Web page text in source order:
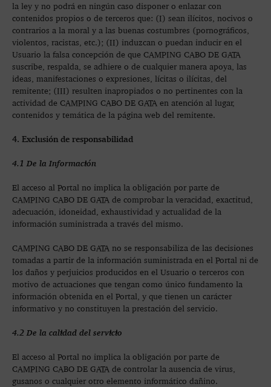
la ley y no podrá en ningún caso disponer o enlazar con
contenidos propios o de terceros que: (I) sean ilícitos, nocivos o
contrarios a la moral y a las buenas costumbres (pornográficos,
violentos, racistas, etc.); (II) induzcan o puedan inducir en el
Usuario la falsa concepción de que CAMPING CABO DE GATA
suscribe, respalda, se adhiere o de cualquier manera apoya, las
ideas, manifestaciones o expresiones, lícitas o ilícitas, del
remitente; (III) resulten inapropiados o no pertinentes con la
actividad de CAMPING CABO DE GATA en atención al lugar,
contenidos y temática de la página web del remitente.
4. Exclusión de responsabilidad
4.1 De la Información
El acceso al Portal no implica la obligación por parte de
CAMPING CABO DE GATA de comprobar la veracidad, exactitud,
adecuación, idoneidad, exhaustividad y actualidad de la
información suministrada a través del mismo.
CAMPING CABO DE GATA no se responsabiliza de las decisiones
tomadas a partir de la información suministrada en el Portal ni de
los daños y perjuicios producidos en el Usuario o terceros con
motivo de actuaciones que tengan como único fundamento la
información obtenida en el Portal, y que tienen un carácter
informativo y no constituyen la prestación del servicio.
4.2 De la calidad del servicio
El acceso al Portal no implica la obligación por parte de
CAMPING CABO DE GATA de controlar la ausencia de virus,
gusanos o cualquier otro elemento informático dañino.